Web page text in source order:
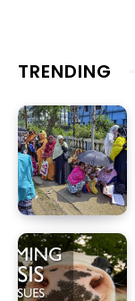
TRENDING